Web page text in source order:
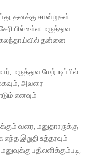
தனக்கு சான்றுகள்
உள்ள மருத்துவ
கலந்தாய்வில் தன்னை
மருத்துவ மேற்படிப்பில்
அவரை
எனவும்
வரை, மனுதாரருக்கு
இறுதி உத்தரவும்
பதிலளிக்கும்படி,